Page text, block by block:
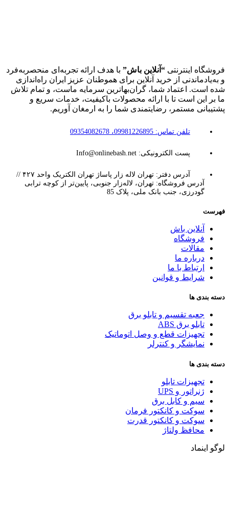
فروشگاه اینترنتی “آنلاین باش” با هدف ارائه تجربه‌ای منحصربه‌فرد
و به‌یادماندنی از خرید آنلاین برای هموطنان عزیز ایران راه‌اندازی
شده است. اعتماد شما، گران‌بهاترین سرمایه ماست، و تمام تلاش
ما بر این است تا با ارائه محصولات باکیفیت، خدمات سریع و
پشتیبانی مستمر، رضایتمندی شما را به ارمغان آوریم.
تلفن تماس: 09981226895، 09354082678
پست الکترونیکی: Info@onlinebash.net
آدرس دفتر: تهران لاله زار پاساژ تهران الکتریک واحد ۴۲۷ //
آدرس فروشگاه: تهران، لاله‌زار جنوبی، پایین‌تر از کوچه ترابی
گودرزی، جنب بانک ملی، پلاک 85
فهرست
آنلاین باش
فروشگاه
مقالات
درباره ما
ارتباط با ما
شرایط و قوانین
دسته بندی ها
جعبه تقسیم و تابلو برق
تابلو برق ABS
تجهیزات قطع و وصل اتوماتیک
نمایشگر و کنترلر
دسته بندی ها
تجهیزات تابلو
ژنراتور و UPS
سیم و کابل برق
سوکت و کانکتور فرمان
سوکت و کانکتور قدرت
محافظ ولتاژ
لوگو اینماد